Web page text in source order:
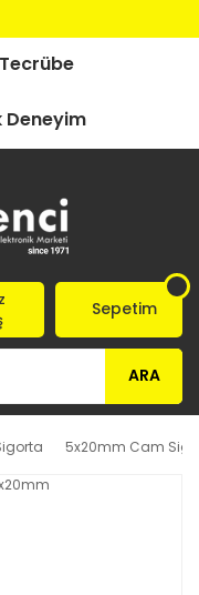
Deneyim
ARA
Sepetim
5x20mm Cam